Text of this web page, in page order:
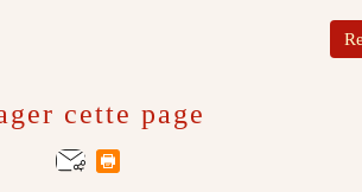
cette page